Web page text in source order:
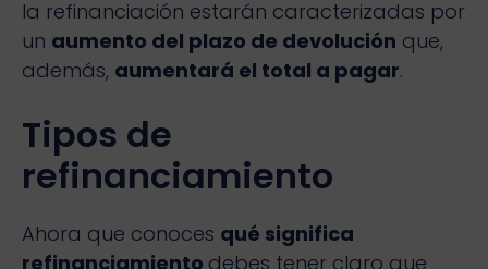
la refinanciación estarán caracterizadas por
un aumento del plazo de devolución que,
además, aumentará el total a pagar.
Tipos de
refinanciamiento
Ahora que conoces qué significa
refinanciamiento debes tener claro que